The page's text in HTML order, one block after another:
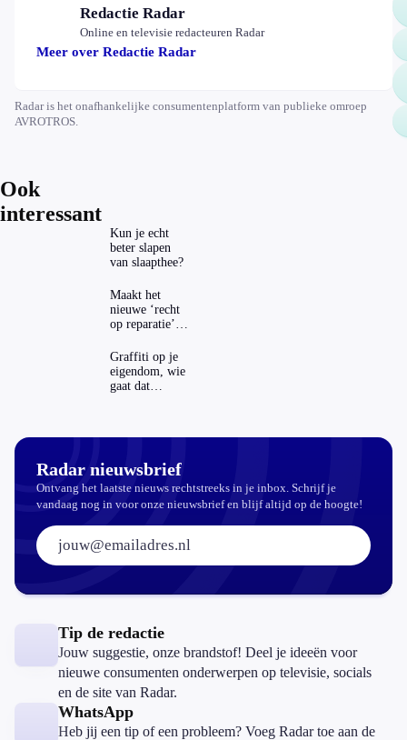
Redactie Radar
Online en televisie redacteuren Radar
Meer over Redactie Radar
Radar is het onafhankelijke consumentenplatform van publieke omroep
AVROTROS.
Ook
interessant
Kun je echt
beter slapen
van slaapthee?
Maakt het
nieuwe ‘recht
op reparatie’
echt
aantrekkelijker?
Graffiti op je
eigendom, wie
gaat dat
Radar nieuwsbrief
Ontvang het laatste nieuws rechtstreeks in je inbox. Schrijf je
vandaag nog in voor onze nieuwsbrief en blijf altijd op de hoogte!
E-mailadres:
Tip de redactie
Jouw suggestie, onze brandstof! Deel je ideeën voor
nieuwe consumenten onderwerpen op televisie, socials
en de site van Radar.
WhatsApp
Heb jij een tip of een probleem? Voeg Radar toe aan de